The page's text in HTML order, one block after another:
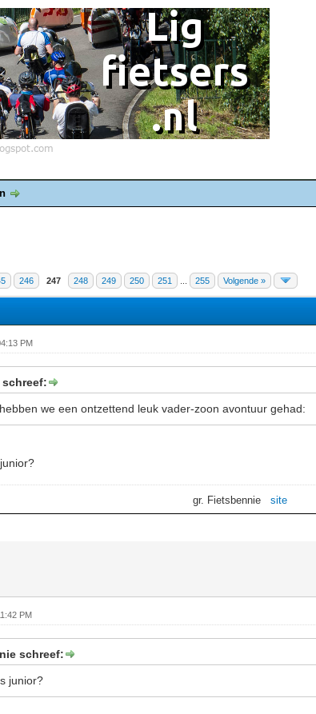
246 247 248 249 250 251 255 Volgende »
PM
schreef:
we een ontzettend leuk vader-zoon avontuur gehad:
gr. Fietsbenniesite
PM
schreef:
junior?